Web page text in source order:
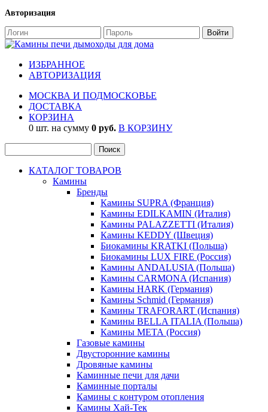
Авторизация
ИЗБРАННОЕ
АВТОРИЗАЦИЯ
МОСКВА И ПОДМОСКОВЬЕ
ДОСТАВКА
КОРЗИНА
0 шт. на сумму 0 руб. В КОРЗИНУ
КАТАЛОГ ТОВАРОВ
Камины
Бренды
Камины SUPRA (Франция)
Камины EDILKAMIN (Италия)
Камины PALAZZETTI (Италия)
Камины KEDDY (Швеция)
Биокамины KRATKI (Польша)
Биокамины LUX FIRE (Россия)
Камины ANDALUSIA (Польша)
Камины CARMONA (Испания)
Камины HARK (Германия)
Камины Schmid (Германия)
Камины TRAFORART (Испания)
Камины BELLA ITALIA (Польша)
Камины МЕТА (Россия)
Газовые камины
Двусторонние камины
Дровяные камины
Каминные печи для дачи
Каминные порталы
Камины с контуром отопления
Камины Хай-Тек